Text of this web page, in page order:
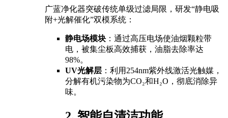
广蓝净化器突破传统单级过滤局限，研发“静电吸
附+光解催化”双模系统：
静电场模块 ：通过高压电场使油烟颗粒带
电，被集尘板高效捕获，油脂去除率达
98%。
UV光解层 ：利用254nm紫外线激活光触媒，
分解有机污染物为CO₂和H₂O，彻底消除异
味。